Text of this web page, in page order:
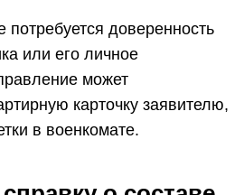
потребуется доверенность
или его личное
может
карточку заявителю,
в военкомате.